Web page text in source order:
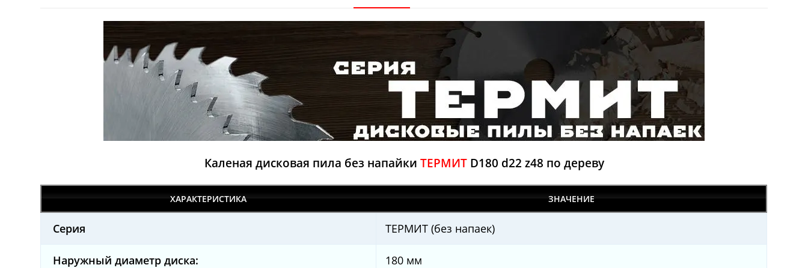
Каленая дисковая пила без напайки ТЕРМИТ D180 d22 z48 по дереву
ХАРАКТЕРИСТИКА ЗНАЧЕНИЕ
Серия ТЕРМИТ (без напаек)
Наружный диаметр диска: 180 мм